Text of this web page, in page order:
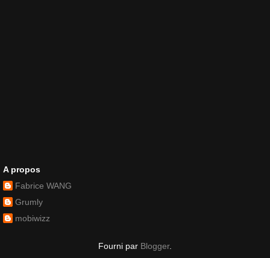
A propos
Fabrice WANG
Grumly
mobiwizz
Fourni par Blogger.